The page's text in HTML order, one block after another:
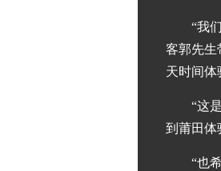
“我
客郭先生
天时间体
“这
到莆田体
“也